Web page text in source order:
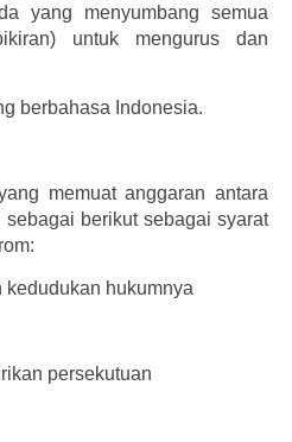
yang menyumbang semua
untuk mengurus dan
berbahasa Indonesia.
memuat anggaran antara
berikut sebagai syarat
kedudukan hukumnya
persekutuan